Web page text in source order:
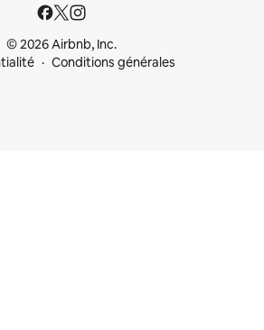
© 2026 Airbnb, Inc.
Conditions générales